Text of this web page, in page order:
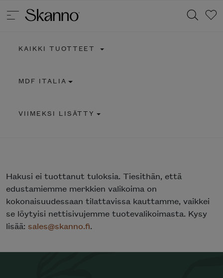
KAIKKI TUOTTEET
MDF ITALIA
VIIMEKSI LISÄTTY
Hakusi ei tuottanut tuloksia. Tiesithän, että
edustamiemme merkkien valikoima on
kokonaisuudessaan tilattavissa kauttamme, vaikkei
se löytyisi nettisivujemme tuotevalikoimasta. Kysy
lisää: sales@skanno.fi.